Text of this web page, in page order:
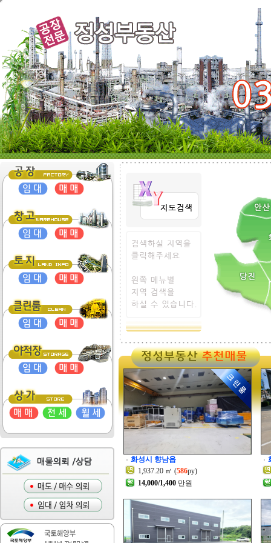
화성시 향남읍
1,937.20 ㎡ (586py)
14,000/1,400 만원